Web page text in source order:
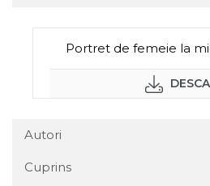
Portret de femeie la
Autori
Cuprins